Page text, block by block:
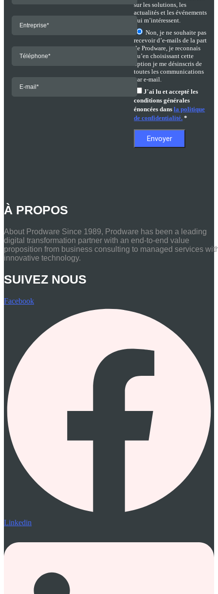
sur les solutions, les
actualités et les événements
qui m’intéressent.
Non, je ne souhaite pas
recevoir d’e-mails de la part
de Prodware, je reconnais
qu’en choisissant cette
option je me désinscris de
toutes les communications
par e-mail.
J'ai lu et accepté les
conditions générales
énoncées dansla politique
de confidentialité. *
À PROPOS
About Prodware Since 1989, Prodware has been a leading
digital transformation partner with an end-to-end value
proposition from business consulting to managed services
innovative technology.
SUIVEZ NOUS
Facebook
Linkedin